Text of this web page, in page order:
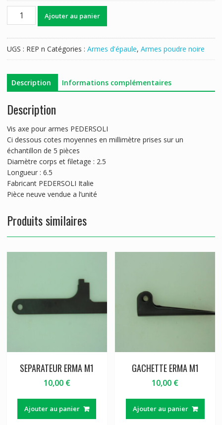
quantité
2.5X6.5
PEDERSOLI
Ajouter au panier
UGS : REP n Catégories : Armes d'épaule, Armes poudre noire
Description Informations complémentaires
Description
Vis axe pour armes PEDERSOLI
Ci dessous cotes moyennes en millimètre prises sur un
échantillon de 5 pièces
Diamètre corps et filetage : 2.5
Longueur : 6.5
Fabricant PEDERSOLI Italie
Pièce neuve vendue a l’unité
Produits similaires
SEPARATEUR ERMA M1
10,00 €
Ajouter au panier
GACHETTE ERMA M1
10,00 €
Ajouter au panier